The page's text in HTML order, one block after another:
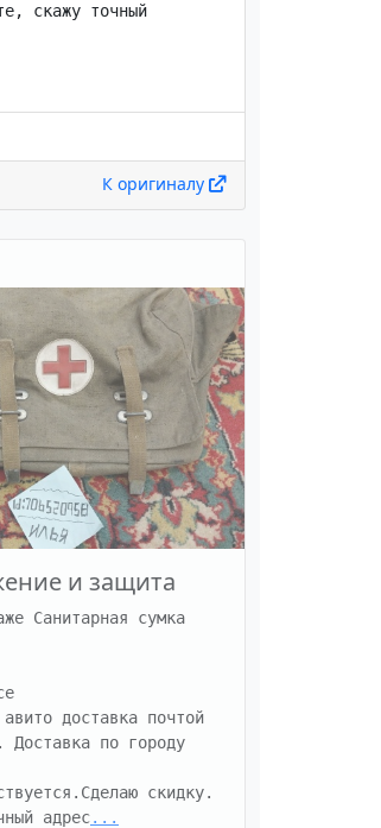
скажу точный
К оригиналу
и защита
Санитарная сумка
доставка почтой
Доставка по городу
скидку.
адрес...